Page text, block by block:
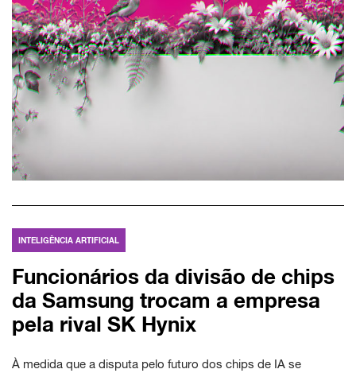
INTELIGÊNCIA ARTIFICIAL
Funcionários da divisão de chips
da Samsung trocam a empresa
pela rival SK Hynix
À medida que a disputa pelo futuro dos chips de IA se